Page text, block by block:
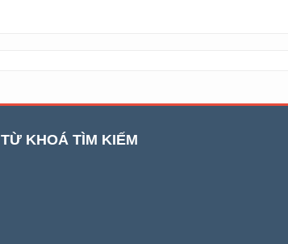
TỪ KHOÁ TÌM KIẾM